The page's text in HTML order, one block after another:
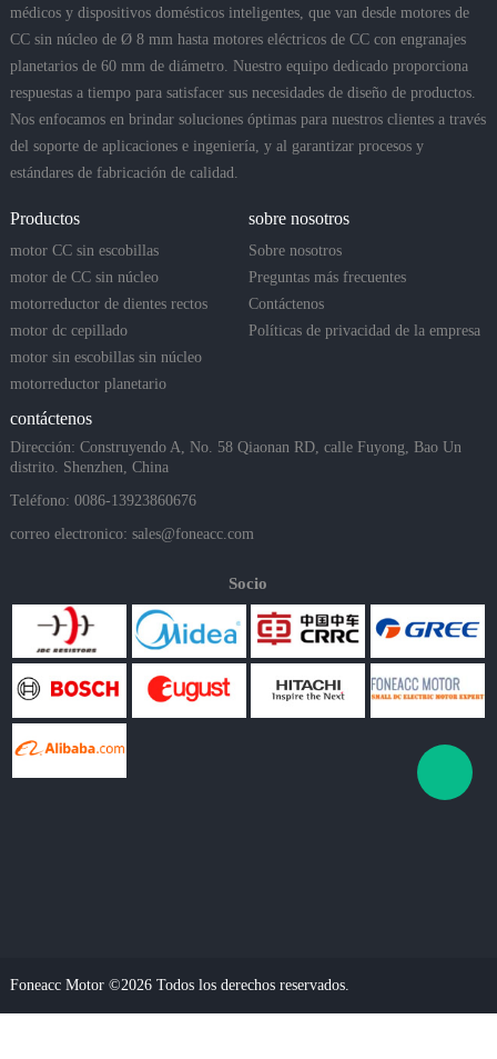
médicos y dispositivos domésticos inteligentes, que van desde motores de
CC sin núcleo de Ø 8 mm hasta motores eléctricos de CC con engranajes
planetarios de 60 mm de diámetro. Nuestro equipo dedicado proporciona
respuestas a tiempo para satisfacer sus necesidades de diseño de productos.
Nos enfocamos en brindar soluciones óptimas para nuestros clientes a través
del soporte de aplicaciones e ingeniería, y al garantizar procesos y
estándares de fabricación de calidad.
Productos
motor CC sin escobillas
motor de CC sin núcleo
motorreductor de dientes rectos
motor dc cepillado
motor sin escobillas sin núcleo
motorreductor planetario
sobre nosotros
Sobre nosotros
Preguntas más frecuentes
Contáctenos
Políticas de privacidad de la empresa
contáctenos
Dirección: Construyendo A, No. 58 Qiaonan RD, calle Fuyong, Bao Un
distrito. Shenzhen, China
Teléfono: 0086-13923860676
correo electronico: sales@foneacc.com
Socio
Foneacc Motor ©2026 Todos los derechos reservados.